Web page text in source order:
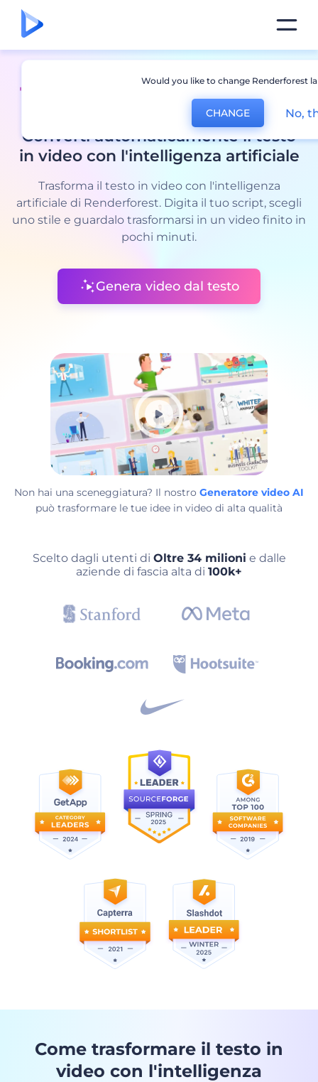
Testo in video con AI
Converti automaticamente il testo
in video con l'intelligenza artificiale
Trasforma il testo in video con l'intelligenza
artificiale di Renderforest. Digita il tuo script, scegli
uno stile e guardalo trasformarsi in un video finito in
pochi minuti.
Genera video dal testo
Non hai una sceneggiatura? Il nostro Generatore video AI
può trasformare le tue idee in video di alta qualità
Scelto dagli utenti di Oltre 34 milioni e dalle
aziende di fascia alta di 100k+
Come trasformare il testo in
video con l'intelligenza
Would you like to change Renderforest
CHANGE No,